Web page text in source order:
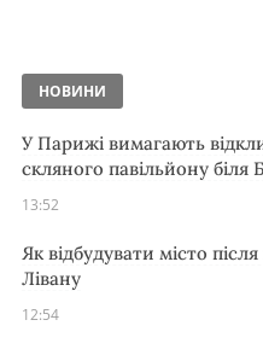
НОВИНИ
У Парижі вимагають
скляного павільйону біля
13:52
Як відбудувати місто
Лівану
12:54